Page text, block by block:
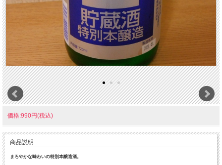
価格:990円(税込)
商品説明
まろやかな味わいの特別本醸造酒。